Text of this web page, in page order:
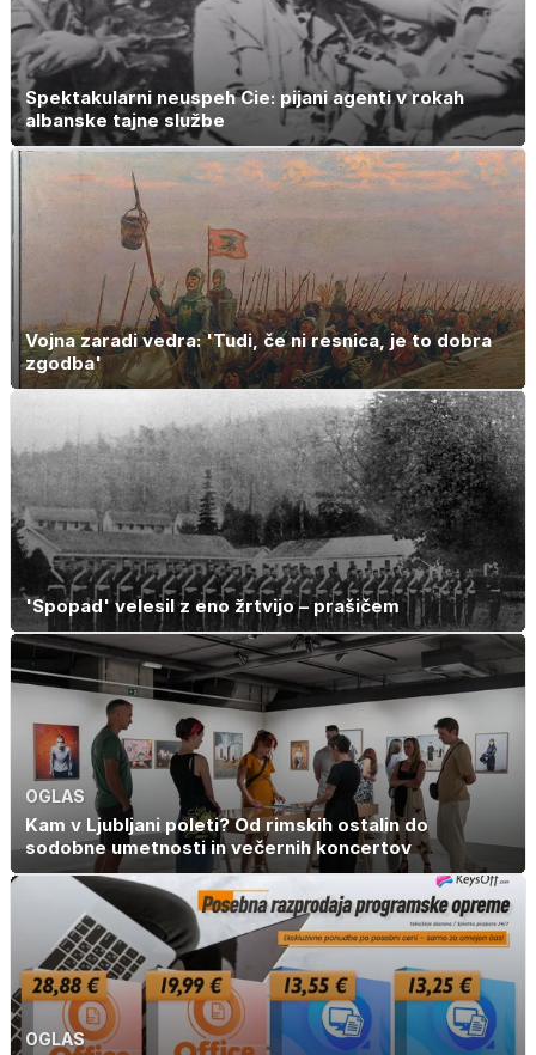
Spektakularni neuspeh Cie: pijani agenti v rokah
albanske tajne službe
Vojna zaradi vedra: 'Tudi, če ni resnica, je to dobra
zgodba'
'Spopad' velesil z eno žrtvijo – prašičem
OGLAS
Kam v Ljubljani poleti? Od rimskih ostalin do
sodobne umetnosti in večernih koncertov
OGLAS